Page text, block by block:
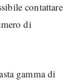
contattare
di
gamma di